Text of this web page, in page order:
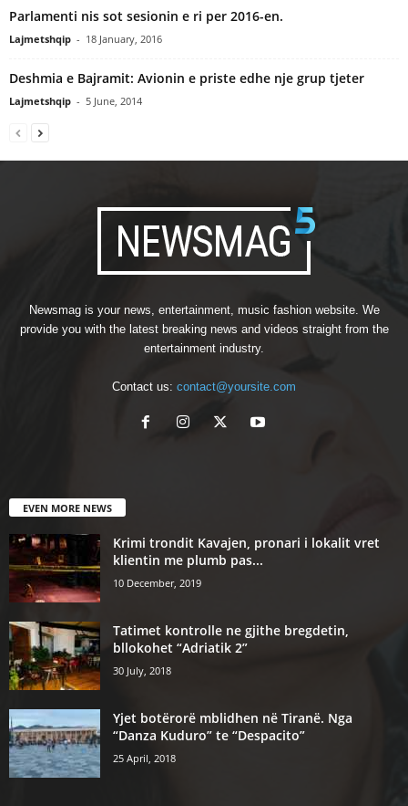
Parlamenti nis sot sesionin e ri per 2016-en.
Lajmetshqip - 18 January, 2016
Deshmia e Bajramit: Avionin e priste edhe nje grup tjeter
Lajmetshqip - 5 June, 2014
Newsmag is your news, entertainment, music fashion website. We
provide you with the latest breaking news and videos straight from the
entertainment industry.
Contact us: contact@yoursite.com
EVEN MORE NEWS
Krimi trondit Kavajen, pronari i lokalit vret
klientin me plumb pas...
10 December, 2019
Tatimet kontrolle ne gjithe bregdetin,
bllokohet “Adriatik 2”
30 July, 2018
Yjet botërorë mblidhen në Tiranë. Nga
“Danza Kuduro” te “Despacito”
25 April, 2018